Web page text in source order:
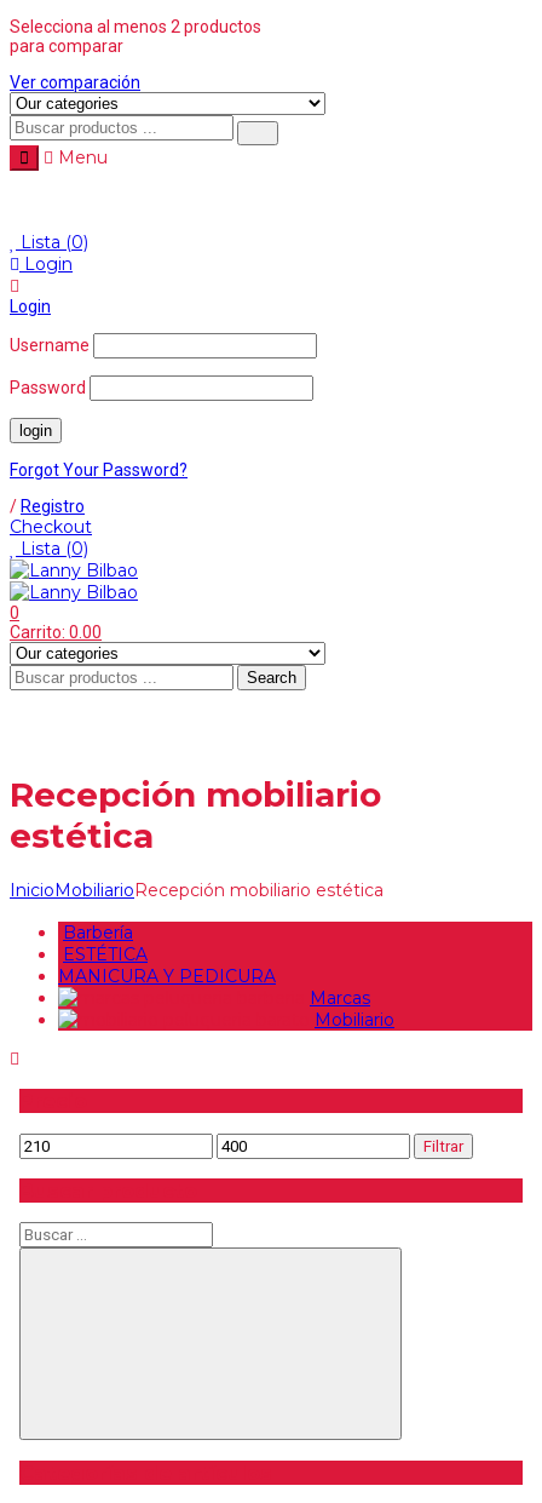
Selecciona al menos 2 productos
para comparar
Ver comparación
Menu
Lista (0)
Login
Login
Username
Password
Forgot Your Password?
/ Registro
Checkout
Lista (0)
0
Carrito: 0.00
Search
Recepción mobiliario
estética
InicioMobiliarioRecepción mobiliario estética
Barbería
ESTÉTICA
MANICURA Y PEDICURA
Marcas
Mobiliario
Precio
mínimo
Precio
máximo
Filtrar
Buscar